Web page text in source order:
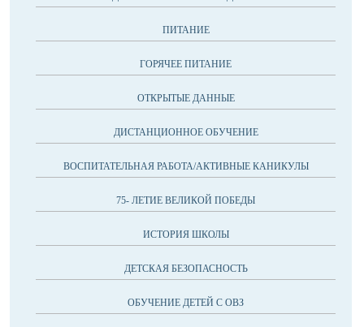
ПИТАНИЕ
ГОРЯЧЕЕ ПИТАНИЕ
ОТКРЫТЫЕ ДАННЫЕ
ДИСТАНЦИОННОЕ ОБУЧЕНИЕ
ВОСПИТАТЕЛЬНАЯ РАБОТА/АКТИВНЫЕ КАНИКУЛЫ
75- ЛЕТИЕ ВЕЛИКОЙ ПОБЕДЫ
ИСТОРИЯ ШКОЛЫ
ДЕТСКАЯ БЕЗОПАСНОСТЬ
ОБУЧЕНИЕ ДЕТЕЙ С ОВЗ